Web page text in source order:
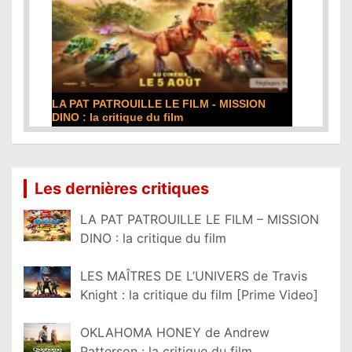
MISSION
DE LA COMÉDIE-FRANÇAISE : la critique du
film
Les dernières critiques
LA PAT PATROUILLE LE FILM – MISSION
DINO : la critique du film
LES MAÎTRES DE L’UNIVERS de Travis
Knight : la critique du film [Prime Video]
OKLAHOMA HONEY de Andrew